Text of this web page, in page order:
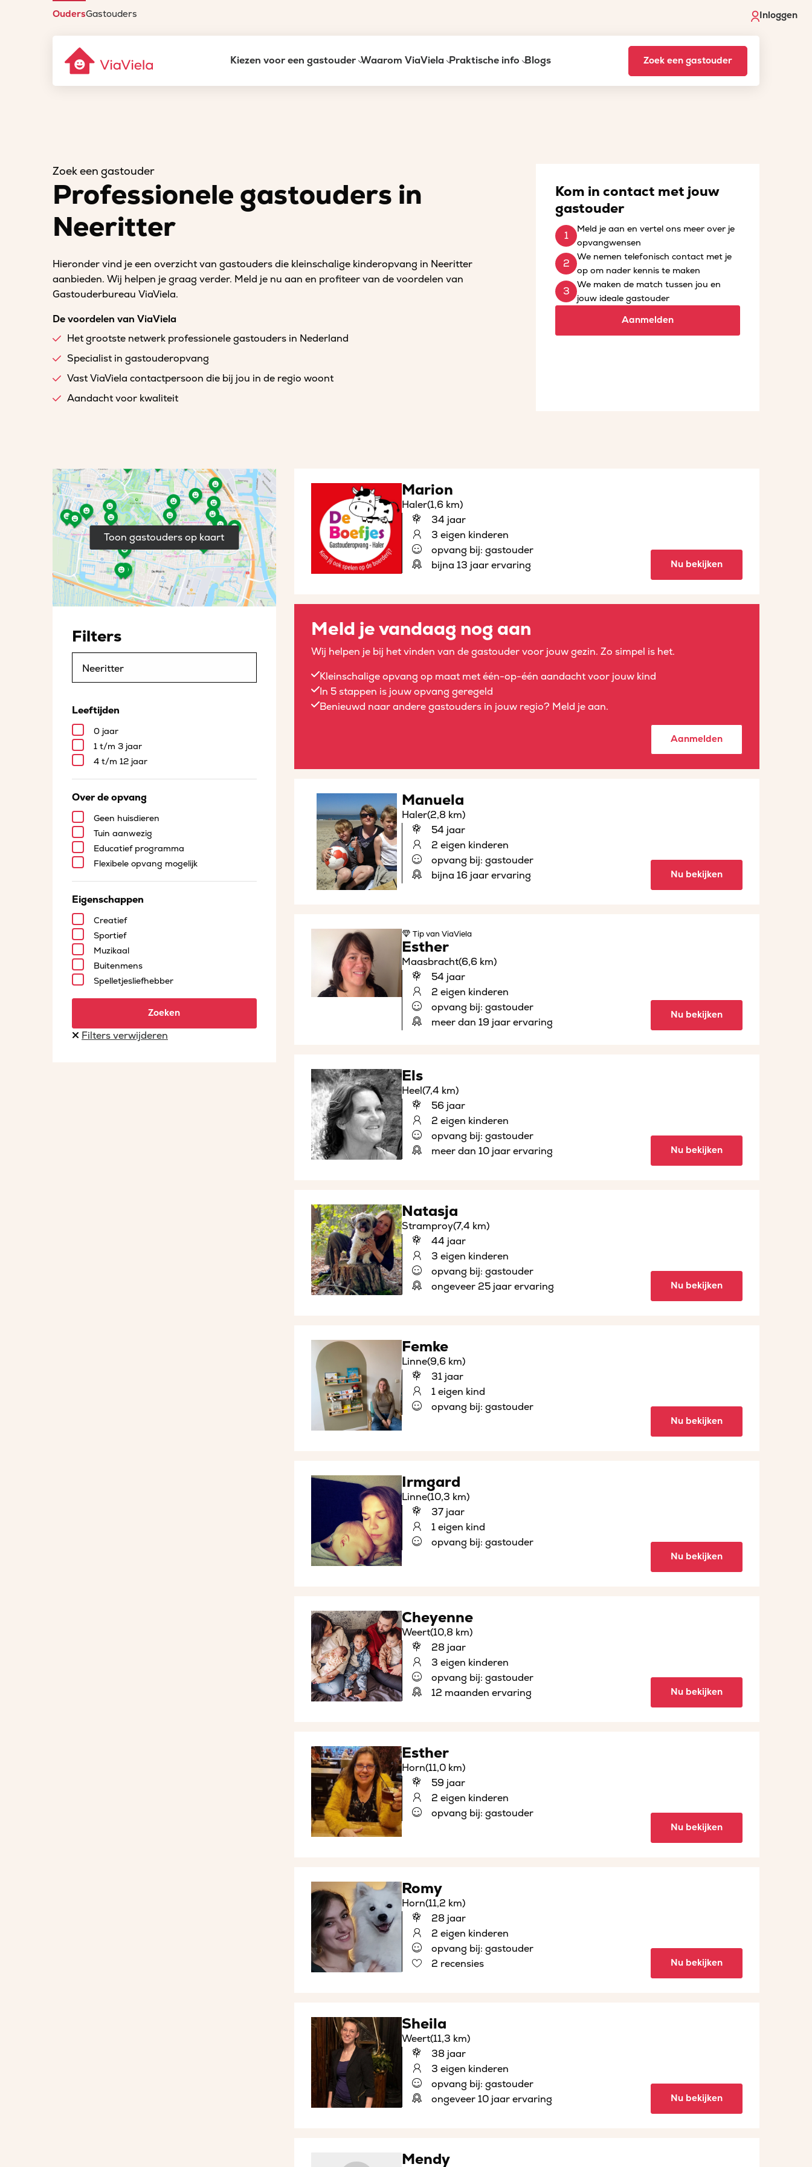
OudersGastouders Inloggen
Kiezen voor een gastouder Waarom ViaViela Praktische info Blogs Zoek een gastouder
Zoek een gastouder
Professionele gastouders in
Neeritter
Hieronder vind je een overzicht van gastouders die kleinschalige kinderopvang in Neeritter
aanbieden. Wij helpen je graag verder. Meld je nu aan en profiteer van de voordelen van
Gastouderbureau ViaViela.
De voordelen van ViaViela
Het grootste netwerk professionele gastouders in Nederland
Specialist in gastouderopvang
Vast ViaViela contactpersoon die bij jou in de regio woont
Aandacht voor kwaliteit
Kom in contact met jouw
gastouder
Meld je aan en vertel ons meer over je
opvangwensen
We nemen telefonisch contact met je
op om nader kennis te maken
We maken de match tussen jou en
jouw ideale gastouder
Aanmelden
Toon gastouders op kaart
Filters
Leeftijden
0 jaar
1 t/m 3 jaar
4 t/m 12 jaar
Over de opvang
Geen huisdieren
Tuin aanwezig
Educatief programma
Flexibele opvang mogelijk
Eigenschappen
Creatief
Sportief
Muzikaal
Buitenmens
Spelletjesliefhebber
Zoeken
Filters verwijderen
Marion
Haler(1,6 km)
34 jaar
3 eigen kinderen
opvang bij: gastouder
bijna 13 jaar ervaring
Nu bekijken
Meld je vandaag nog aan
Wij helpen je bij het vinden van de gastouder voor jouw gezin. Zo simpel is het.
Kleinschalige opvang op maat met één-op-één aandacht voor jouw kind
In 5 stappen is jouw opvang geregeld
Benieuwd naar andere gastouders in jouw regio? Meld je aan.
Aanmelden
Manuela
Haler(2,8 km)
54 jaar
2 eigen kinderen
opvang bij: gastouder
bijna 16 jaar ervaring
Nu bekijken
Tipvan ViaViela
Esther
Maasbracht(6,6 km)
54 jaar
2 eigen kinderen
opvang bij: gastouder
meer dan 19 jaar ervaring
Nu bekijken
Els
Heel(7,4 km)
56 jaar
2 eigen kinderen
opvang bij: gastouder
meer dan 10 jaar ervaring
Nu bekijken
Natasja
Stramproy(7,4 km)
44 jaar
3 eigen kinderen
opvang bij: gastouder
ongeveer 25 jaar ervaring
Nu bekijken
Femke
Linne(9,6 km)
31 jaar
1 eigen kind
opvang bij: gastouder
Nu bekijken
Irmgard
Linne(10,3 km)
37 jaar
1 eigen kind
opvang bij: gastouder
Nu bekijken
Cheyenne
Weert(10,8 km)
28 jaar
3 eigen kinderen
opvang bij: gastouder
12 maanden ervaring
Nu bekijken
Esther
Horn(11,0 km)
59 jaar
2 eigen kinderen
opvang bij: gastouder
Nu bekijken
Romy
Horn(11,2 km)
28 jaar
2 eigen kinderen
opvang bij: gastouder
2 recensies
Nu bekijken
Sheila
Weert(11,3 km)
38 jaar
3 eigen kinderen
opvang bij: gastouder
ongeveer 10 jaar ervaring
Nu bekijken
Mendy